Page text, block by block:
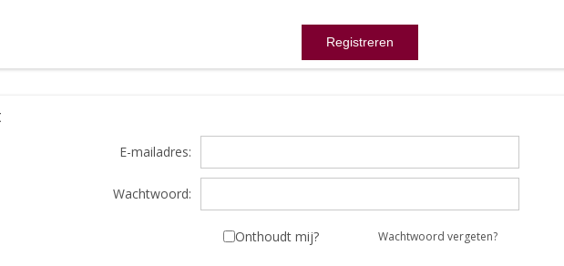
E-mailadres:
Wachtwoord:
Onthoudt mij? Wachtwoord vergeten?